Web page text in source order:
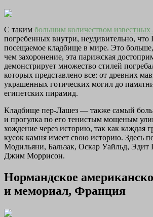
С таким большим количеством известных
погребенных внутри, неудивительно,
посещаемое кладбище в мире. Это больше,
чем захоронение, эта парижская
демонстрирует множество стилей
которых представлено все: от древних
украшенных готических могил до
египетских пирамид.
Кладбище пер-Лашез — также самый
и прогулка по его тенистым мощеным
хождение через историю, так как каждая
кусок камня имеет свою историю. Здесь
Модильяни, Бальзак, Оскар Уайльд, Эдит
Джим Моррисон.
Нормандское
и мемориал, Франция